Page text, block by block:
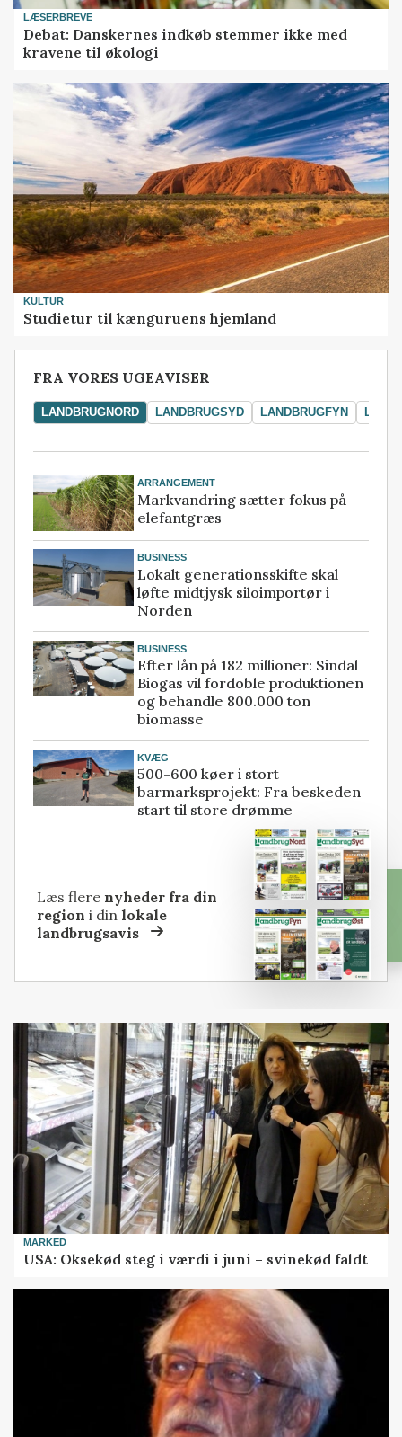
LÆSERBREVE
Debat: Danskernes indkøb stemmer ikke med
kravene til økologi
KULTUR
Studietur til kænguruens hjemland
FRA VORES UGEAVISER
LANDBRUGNORD LANDBRUGSYD LANDBRUGFYN
ARRANGEMENT
Markvandring sætter fokus på
elefantgræs
BUSINESS
Lokalt generationsskifte skal
løfte midtjysk siloimportør i
Norden
BUSINESS
Efter lån på 182 millioner: Sindal
Biogas vil fordoble produktionen
og behandle 800.000 ton
biomasse
KVÆG
500-600 køer i stort
barmarksprojekt: Fra beskeden
start til store drømme
Læs flere nyheder fra din
region i dinlokale
landbrugsavis
MARKED
USA: Oksekød steg i værdi i juni – svinekød faldt